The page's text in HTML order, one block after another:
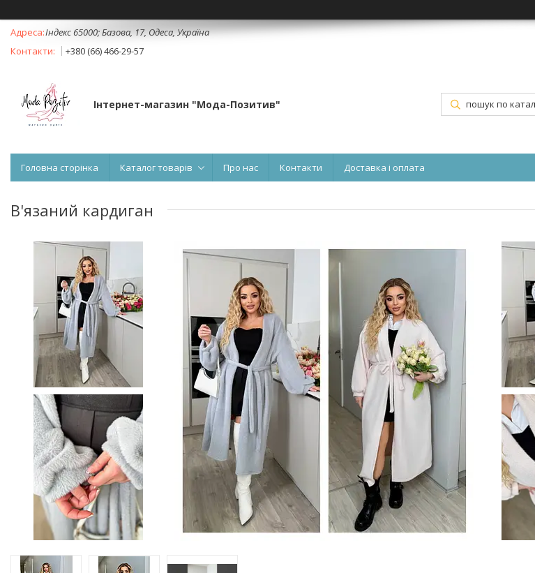
Індекс 65000; Базова, 17, Одеса, Україна
+380 (66) 466-29-57
Інтернет-магазин "Мода-Позитив"
Головна сторінка Каталог товарів Про нас Контакти Доставка і оплата
В'язаний кардиган